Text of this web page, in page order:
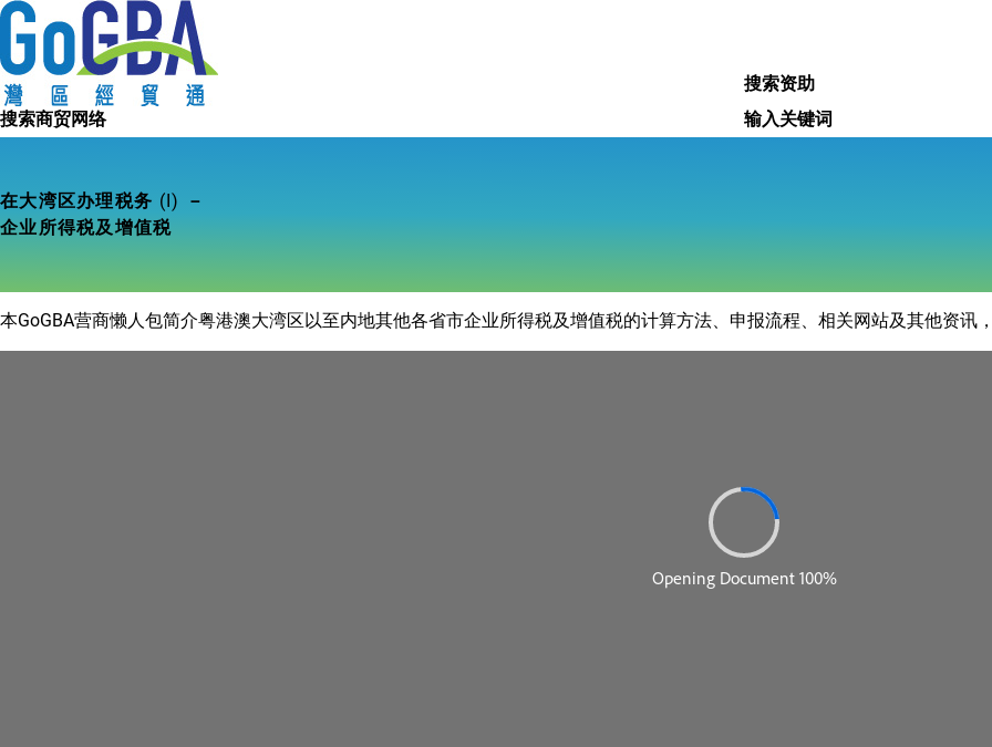
搜索城市
搜索资助
搜索商贸网络
输入关键词
在大湾区办理税务 (I) －
企业所得税及增值税
本GoGBA营商懒人包简介粤港澳大湾区以至内地其他各省市企业所得税及增值税的计算方法、申报流程、相关网站及其他资讯